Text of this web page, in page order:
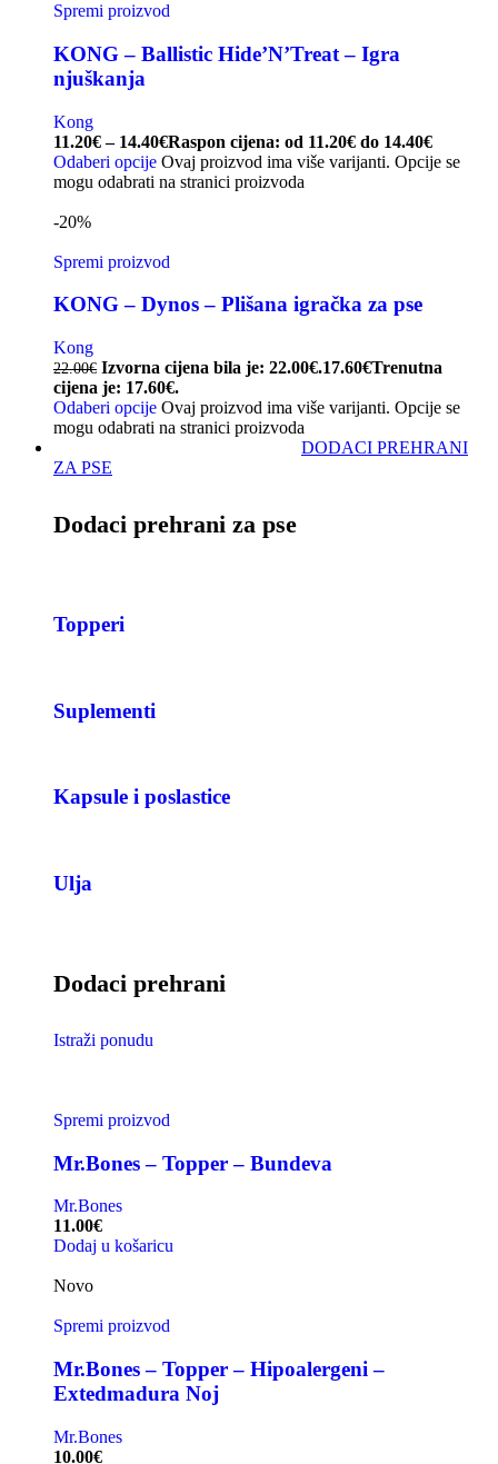
Spremi proizvod
KONG – Ballistic Hide’N’Treat – Igra
njuškanja
Kong
11.20€ – 14.40€Raspon cijena: od 11.20€ do 14.40€
Odaberi opcije Ovaj proizvod ima više varijanti. Opcije se
mogu odabrati na stranici proizvoda
-20%
Spremi proizvod
KONG – Dynos – Plišana igračka za pse
Kong
22.00€ Izvorna cijena bila je: 22.00€.17.60€Trenutna
cijena je: 17.60€.
Odaberi opcije Ovaj proizvod ima više varijanti. Opcije se
mogu odabrati na stranici proizvoda
DODACI PREHRANI
ZA PSE
Dodaci prehrani za pse
Topperi
Suplementi
Kapsule i poslastice
Ulja
Dodaci prehrani
Istraži ponudu
Spremi proizvod
Mr.Bones – Topper – Bundeva
Mr.Bones
11.00€
Dodaj u košaricu
Novo
Spremi proizvod
Mr.Bones – Topper – Hipoalergeni –
Extedmadura Noj
Mr.Bones
10.00€